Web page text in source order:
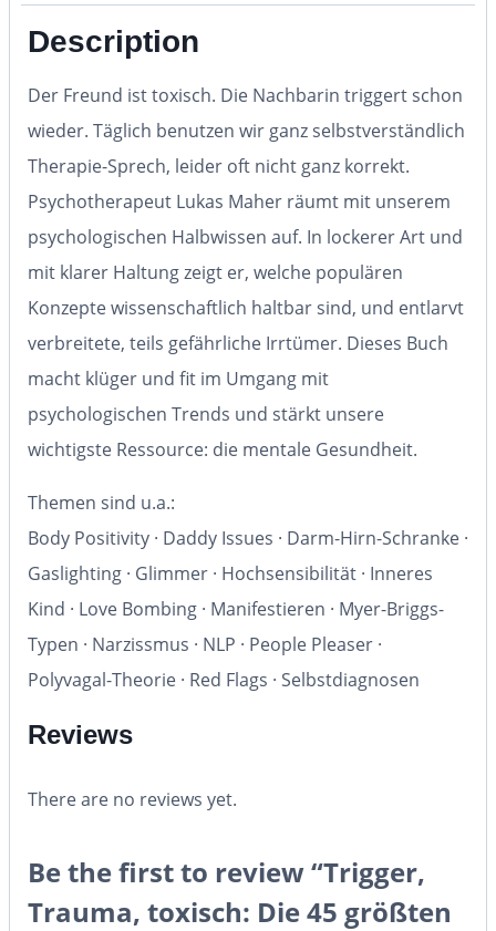
Description
Der Freund ist toxisch. Die Nachbarin triggert schon
wieder. Täglich benutzen wir ganz selbstverständlich
Therapie-Sprech, leider oft nicht ganz korrekt.
Psychotherapeut Lukas Maher räumt mit unserem
psychologischen Halbwissen auf. In lockerer Art und
mit klarer Haltung zeigt er, welche populären
Konzepte wissenschaftlich haltbar sind, und entlarvt
verbreitete, teils gefährliche Irrtümer. Dieses Buch
macht klüger und fit im Umgang mit
psychologischen Trends und stärkt unsere
wichtigste Ressource: die mentale Gesundheit.
Themen sind u.a.:
Body Positivity · Daddy Issues · Darm-Hirn-Schranke ·
Gaslighting · Glimmer · Hochsensibilität · Inneres
Kind · Love Bombing · Manifestieren · Myer-Briggs-
Typen · Narzissmus · NLP · People Pleaser ·
Polyvagal-Theorie · Red Flags · Selbstdiagnosen
Reviews
There are no reviews yet.
Be the first to review “Trigger,
Trauma, toxisch: Die 45 größten